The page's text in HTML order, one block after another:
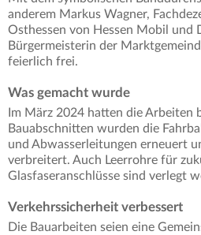
anderem Markus Wagner,
Osthessen von Hessen Mobil und
Bürgermeisterin der
feierlich frei.
Was gemacht wurde
Im März 2024 hatten die Arbeiten
Bauabschnitten wurden die
und Abwasserleitungen erneuert
verbreitert. Auch Leerrohre für
Glasfaseranschlüsse sind verlegt
Verkehrssicherheit verbessert
Die Bauarbeiten seien eine